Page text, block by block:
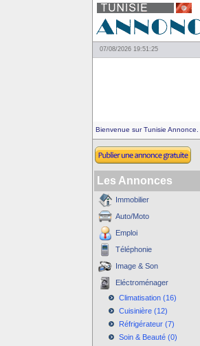
07/08/2026 19:51:25
Bienvenue sur Tunisie Annonce.
Les Annonces
Immobilier
Auto/Moto
Emploi
Téléphonie
Image & Son
Eléctroménager
Climatisation (16)
Cuisinière (12)
Réfrigérateur (7)
Soin & Beauté (0)